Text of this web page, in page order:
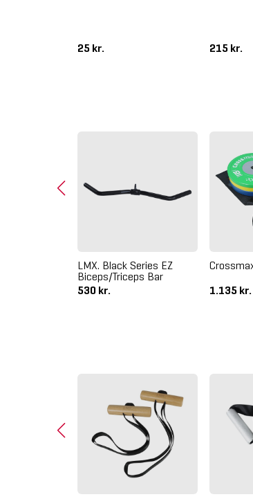
25 kr. 215 kr.
LMX. Black Series EZ
Biceps/Triceps Bar
530 kr.
1.135 kr.